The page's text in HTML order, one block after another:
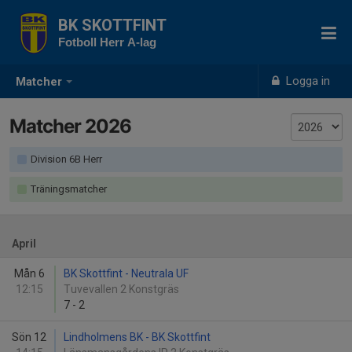
Matcher Logga in
BK SKOTTFINT
Fotboll Herr A-lag
Matcher 2026
Division 6B Herr
Träningsmatcher
April
Mån 6
12:15
BK Skottfint - Neutrala UF
Tuvevallen 2 Konstgräs
7 - 2
Sön 12
Lindholmens BK - BK Skottfint